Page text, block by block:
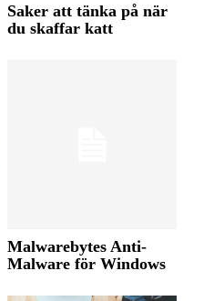
Saker att tänka på när
du skaffar katt
Malwarebytes Anti-
Malware för Windows